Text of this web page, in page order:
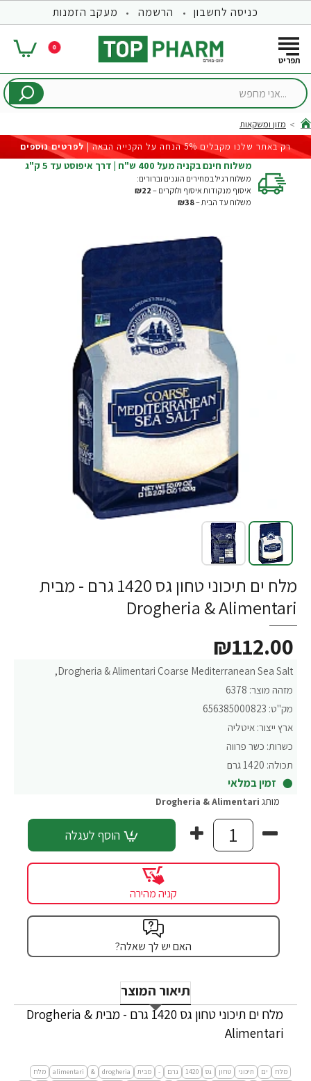
כניסה לחשבון הרשמה מעקב הזמנות
0
...אני
home
מזון ומשקאות
רק באתר שלנו מקבלים 5% הנחה על הקנייה הבאה |
לפרטים נוספים
משלוח חינם בקניה מעל 400 ש"ח | דרך איפוסט עד 5 ק"ג
משלוח רגיל במחירים הוגנים וברורים:
איסוף מנקודות איסוף ולוקרים – ₪22
משלוח עד הבית –₪38
מלח ים תיכוני טחון גס 1420 גרם - מבית
Drogheria & Alimentari
Drogheria & Alimentari Coarse Mediterranean Sea Salt,
מזהה מוצר: 6378
מק"ט: 656385000823
ארץ ייצור: איטליה
כשרות: כשר פרווה
תכולה: 1420 גרם
זמין במלאי
₪112.00
מותג Drogheria & Alimentari
הוסף לעגלה
קניה מהירה
האם יש לך שאלה?
תיאור המוצר
מלח ים תיכוני טחון גס 1420 גרם - מבית Drogheria &
Alimentari
מלח ים תיכוני טחון גס 1420 גרם - מבית drogheria
&
alimentari
מלח